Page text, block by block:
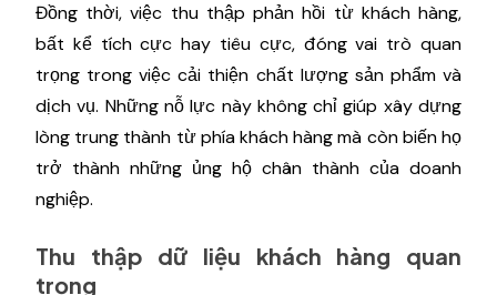
Đồng thời, việc thu thập phản hồi từ khách hàng,
bất kể tích cực hay tiêu cực, đóng vai trò quan
trọng trong việc cải thiện chất lượng sản phẩm và
dịch vụ. Những nỗ lực này không chỉ giúp xây dựng
lòng trung thành từ phía khách hàng mà còn biến họ
trở thành những ủng hộ chân thành của doanh
nghiệp.
Thu thập dữ liệu khách hàng quan
trọng